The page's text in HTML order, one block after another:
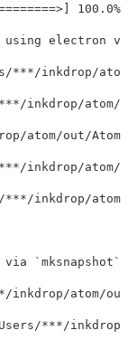
using electron
*** /inkdrop/
*** /inkdrop/atom/
atom/out/Atom
*** /inkdrop/atom/
***/inkdrop/
via ` mksnapshot `
inkdrop/atom/
***/inkdrop/